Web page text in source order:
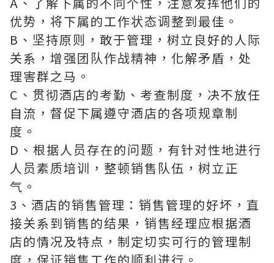
优势，将下属的工作状态调整到最佳。
B、坚持原则，敢于管理，树立良好的人际
关系，增强团队作战精神，化解矛盾，处
理害群之马。
C、贯彻酒店的考勤、考查制度，决不放任
自流，督促下属遵守酒店的各项规章制
度。
D、根据人员存在的问题，有针对性地进行
人员素质培训，整顿销售队伍，树立正
气。
3、酒店的销售管理：销售管理的好坏，直
接关系到销售的结果，销售经理应根据酒
店的情况及特点，制定切实可行的管理制